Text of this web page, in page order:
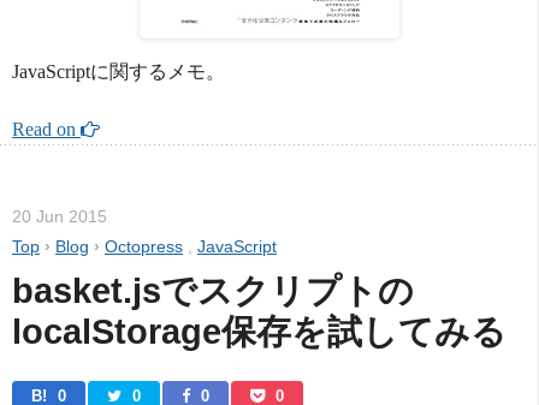
JavaScriptに関するメモ。
Read on
20 Jun 2015
Top › Blog › Octopress JavaScript
basket.jsでスクリプトの
localStorage保存を試してみる
B! 0 0 0 0